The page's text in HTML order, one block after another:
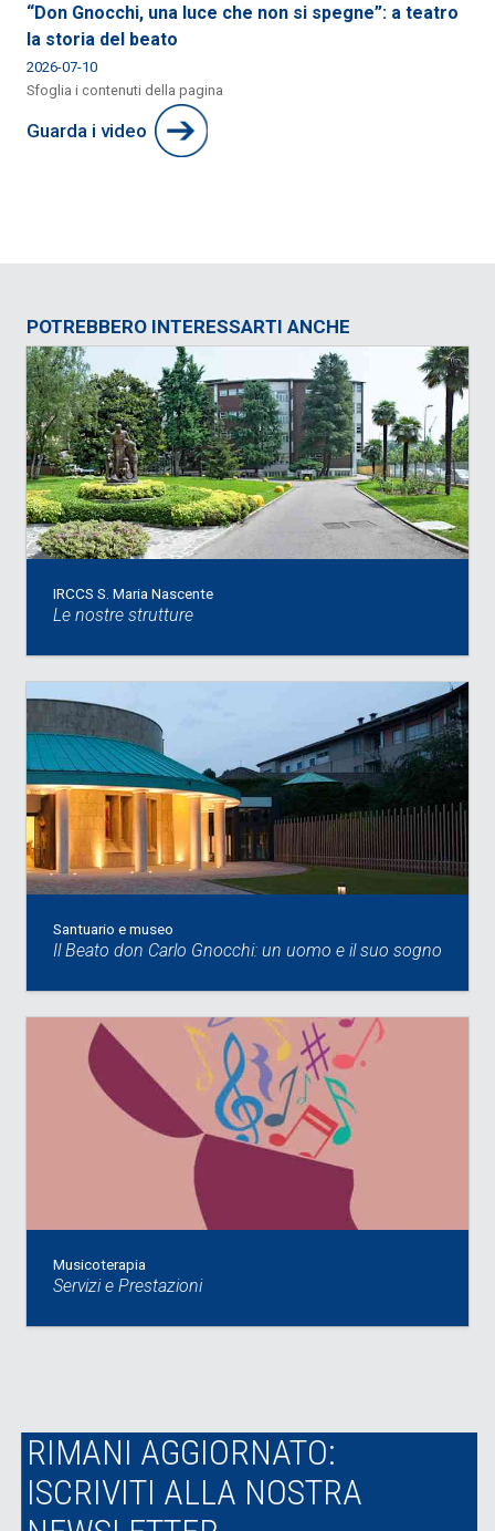
“Don Gnocchi, una luce che non si spegne”: a teatro
la storia del beato
2026-07-10
Sfoglia i contenuti della pagina
Guarda i video
POTREBBERO INTERESSARTI ANCHE
IRCCS S. Maria Nascente
Le nostre strutture
Santuario e museo
Il Beato don Carlo Gnocchi: un uomo e il suo sogno
Musicoterapia
Servizi e Prestazioni
RIMANI AGGIORNATO:
ISCRIVITI ALLA NOSTRA